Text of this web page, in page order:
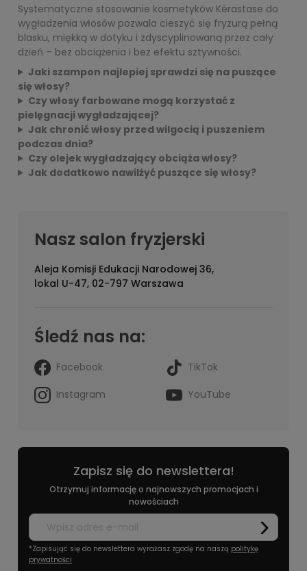
Systematyczne stosowanie kosmetyków Kérastase do
wygładzenia włosów pozwala cieszyć się fryzurą pełną
blasku, miękką w dotyku i zdyscyplinowaną przez cały
dzień – bez obciążenia i bez efektu sztywności.
Jaki szampon najlepiej sprawdzi się na puszące
się włosy?
Czy włosy farbowane mogą korzystać z
pielęgnacji wygładzającej?
Jak chronić włosy przed wilgocią i puszeniem
podczas dnia?
Czy olejek wygładzający obciąża włosy?
Jak dodatkowo nawilżyć puszące się włosy?
Nasz salon fryzjerski
Aleja Komisji Edukacji Narodowej 36,
lokal U-47, 02-797 Warszawa
Śledź nas na:
Facebook
TikTok
Instagram
YouTube
Zapisz się do newslettera!
Otrzymuj informację o najnowszych promocjach i
nowościach
*Zapisując się do newslettera wyrażasz zgodę na naszą politykę
prywatności